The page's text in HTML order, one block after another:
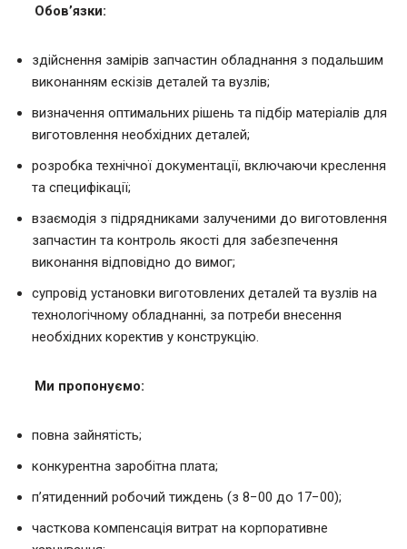
Обов’язки:
здійснення замірів запчастин обладнання з подальшим
виконанням ескізів деталей та вузлів;
визначення оптимальних рішень та підбір матеріалів для
виготовлення необхідних деталей;
розробка технічної документації, включаючи креслення
та специфікації;
взаємодія з підрядниками залученими до виготовлення
запчастин та контроль якості для забезпечення
виконання відповідно до вимог;
супровід установки виготовлених деталей та вузлів на
технологічному обладнанні, за потреби внесення
необхідних коректив у конструкцію.
Ми пропонуємо:
повна зайнятість;
конкурентна заробітна плата;
п’ятиденний робочий тиждень (з 8−00 до 17−00);
часткова компенсація витрат на корпоративне